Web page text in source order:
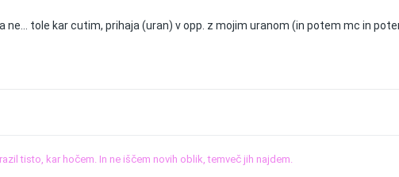
a ne... tole kar cutim, prihaja (uran) v opp. z mojim uranom (in potem mc in
tisto, kar hočem. In ne iščem novih oblik, temveč jih najdem.